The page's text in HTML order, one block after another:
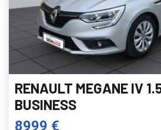
RENAULT MEGANE IV
BUSINESS
8999 €